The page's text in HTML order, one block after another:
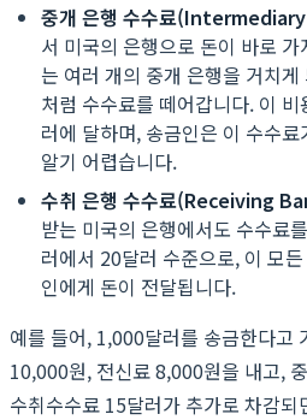
중개 은행 수수료
서 미국의 은행으로 돈이 바로
는 여러 개의 중개 은행을 거치
처럼 수수료를 떼어갑니다. 이
러에 달하며, 송금인은 이 수수
알기 어렵습니다.
수취 은행 수수료(Receiving
받는 미국의 은행에서도 수수료
러에서 20달러 수준으로, 이 모
인에게 돈이 전달됩니다.
예를 들어, 1,000달러를 송금한다고
10,000원, 전신료 8,000원을 내고,
수취수수료 15달러가 추가로 차감